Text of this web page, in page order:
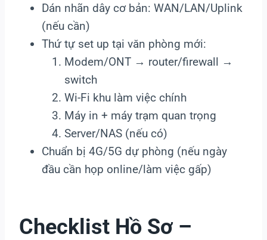
Dán nhãn dây cơ bản: WAN/LAN/Uplink
(nếu cần)
Thứ tự set up tại văn phòng mới:
Modem/ONT → router/firewall →
switch
Wi-Fi khu làm việc chính
Máy in + máy trạm quan trọng
Server/NAS (nếu có)
Chuẩn bị 4G/5G dự phòng (nếu ngày
đầu cần họp online/làm việc gấp)
Checklist Hồ Sơ –